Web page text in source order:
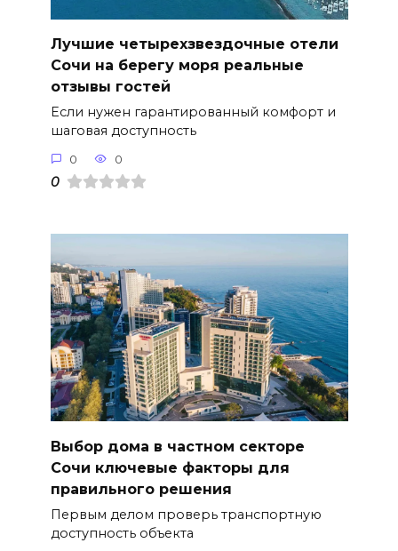
Лучшие четырехзвездочные отели
Сочи на берегу моря реальные
отзывы гостей
Если нужен гарантированный комфорт и
шаговая доступность
0 0
0
Выбор дома в частном секторе
Сочи ключевые факторы для
правильного решения
Первым делом проверь транспортную
доступность объекта